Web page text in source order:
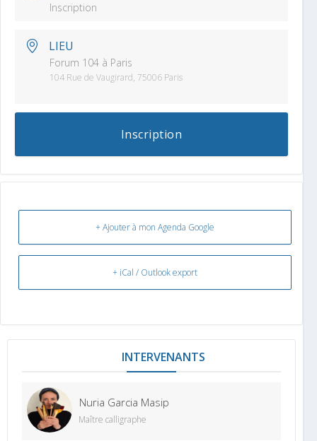
Inscription
LIEU
Forum 104 à Paris
104 Rue de Vaugirard, 75006 Paris
Inscription
+ Ajouter à mon Agenda Google
+ iCal / Outlook export
INTERVENANT
Nuria Garcia Masip
Maître calligraphe